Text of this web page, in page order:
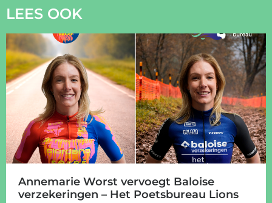
LEES OOK
Annemarie Worst vervoegt Baloise
verzekeringen – Het Poetsbureau Lions